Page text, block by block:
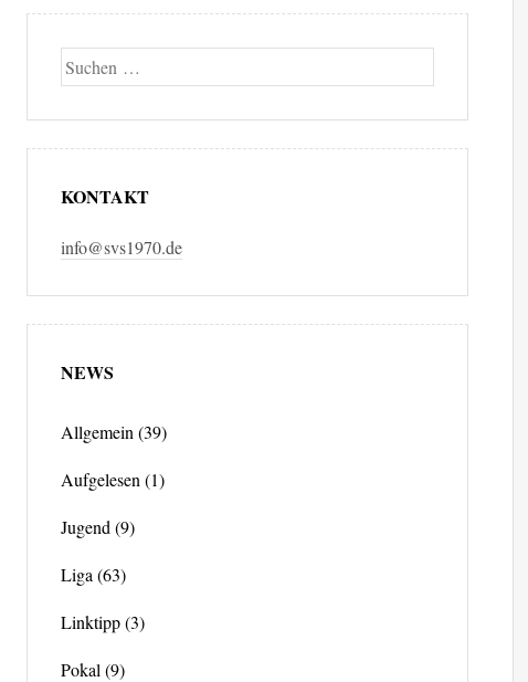
Suche
KONTAKT
info@svs1970.de
NEWS
Allgemein (39)
Aufgelesen (1)
Jugend (9)
Liga (63)
Linktipp(3)
Pokal (9)